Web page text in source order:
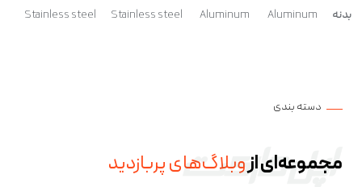
بدنه
Aluminum
Aluminum
Stainless steel
Stainless steel
دسته بندی
مجموعه‌ای ازوبلاگ‌های پربازدید